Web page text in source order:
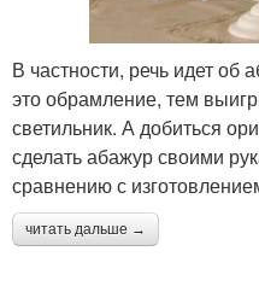
В частности, речь идет об
это обрамление, тем
светильник. А добиться
сделать абажур своими
сравнению с
читать дальше →